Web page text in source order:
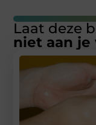
Laat deze
niet aan je